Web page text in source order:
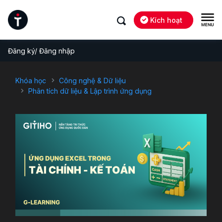
Kích hoạt
Đăng ký/ Đăng nhập
Khóa học
Công nghệ & Dữ liệu
Phân tích dữ liệu & Lập trình ứng dụng